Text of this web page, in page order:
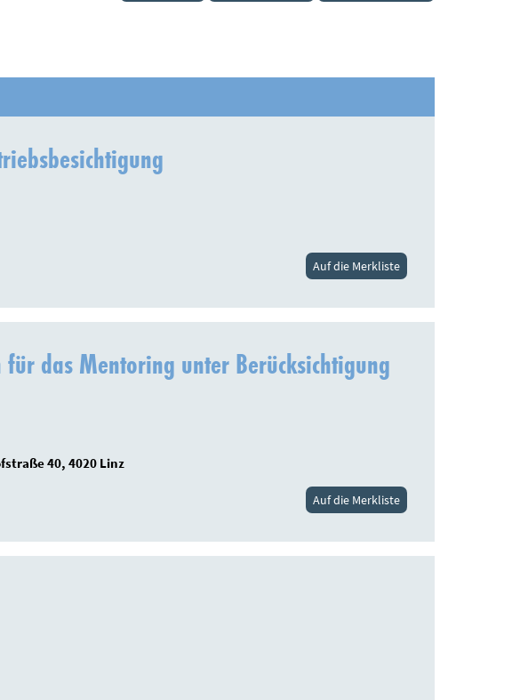
Auf die Merkliste
das Mentoring unter Berücksichtigung
40, 4020 Linz
Auf die Merkliste